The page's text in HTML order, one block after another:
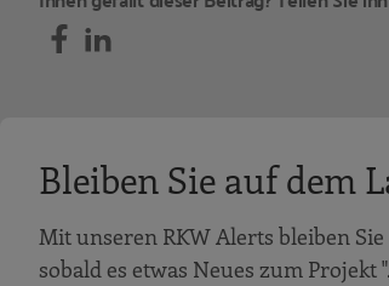
Bleiben Sie auf dem
Mit unseren RKW Alerts bleiben
sobald es etwas Neues zum Projekt "